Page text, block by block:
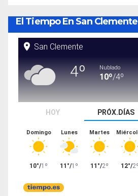
El Tiempo En San Clemente